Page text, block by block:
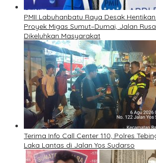
PMII Labuhanbatu Raya Desak
Proyek Migas Sumut–Dumai, Jalan
Dikeluhkan Masyarakat
Terima Info Call Center 110, Polres
Laka Lantas di Jalan Yos Sudarso